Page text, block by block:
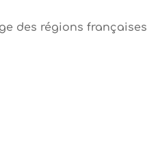
des régions françaises